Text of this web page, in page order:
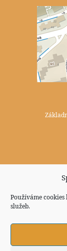
Používáme
služeb.